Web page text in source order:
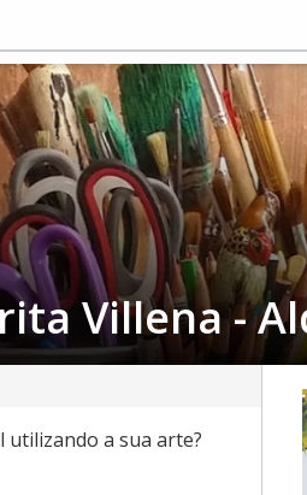
Villena -
utilizando a sua arte?